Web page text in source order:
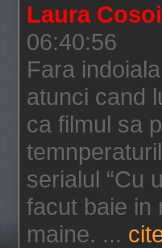
Laura Cosoi
06:40:56
Fara
atunci cand
ca filmul sa
serialul “Cu
facut baie in
maine. ...